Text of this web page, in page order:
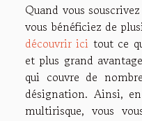
Quand vous
vous bénéficiez de
découvrir ici tout ce
et plus grand
qui couvre de
désignation. Ainsi,
multirisque, vous